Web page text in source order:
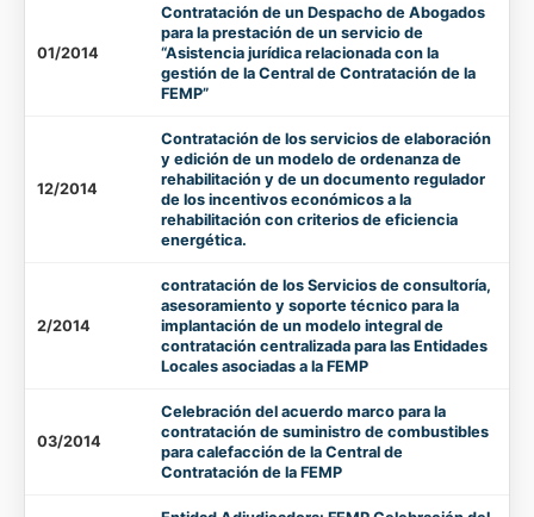
01/2014
Contratación de un Despacho de Abogados
para la prestación de un servicio de
“Asistencia jurídica relacionada con la
gestión de la Central de Contratación de la
FEMP”
12/2014
Contratación de los servicios de elaboración
y edición de un modelo de ordenanza de
rehabilitación y de un documento regulador
de los incentivos económicos a la
rehabilitación con criterios de eficiencia
energética.
2/2014
contratación de los Servicios de consultoría,
asesoramiento y soporte técnico para la
implantación de un modelo integral de
contratación centralizada para las Entidades
Locales asociadas a la FEMP
03/2014
Celebración del acuerdo marco para la
contratación de suministro de combustibles
para calefacción de la Central de
Contratación de la FEMP